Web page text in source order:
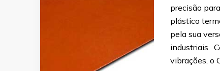
precisão
plástico
pela sua
industriais.
vibrações, o